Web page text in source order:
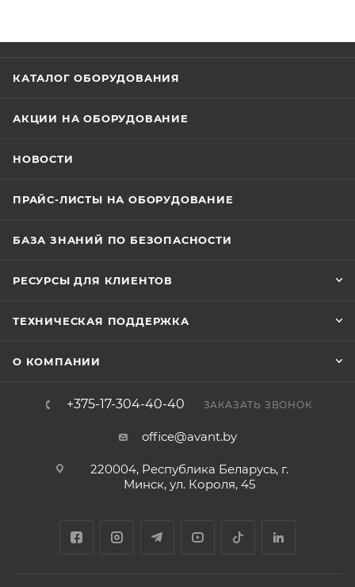
КАТАЛОГ ОБОРУДОВАНИЯ
АКЦИИ НА ОБОРУДОВАНИЕ
НОВОСТИ
ПРАЙС-ЛИСТЫ НА ОБОРУДОВАНИЕ
БАЗА ЗНАНИЙ ПО БЕЗОПАСНОСТИ
РЕСУРСЫ ДЛЯ КЛИЕНТОВ
ТЕХНИЧЕСКАЯ ПОДДЕРЖКА
О КОМПАНИИ
+375-17-304-40-40 ЗАКАЗАТЬ ЗВОНОК
office@avant.by
220004, Республика Беларусь, г.
Минск, ул. Короля, 45